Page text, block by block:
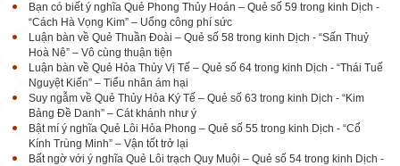
Bạn có biết ý nghĩa Quẻ Phong Thủy Hoán – Quẻ số 59 trong kinh Dịch -
“Cách Hà Vọng Kim” – Uổng công phí sức
Luận bàn về Quẻ Thuần Đoài – Quẻ số 58 trong kinh Dịch - “Sấn Thuỷ
Hoà Nê” – Vô cùng thuận tiện
Luận bàn về Quẻ Hỏa Thủy Vị Tế – Quẻ số 64 trong kinh Dịch - “Thái Tuế
Nguyệt Kiến” – Tiểu nhân ám hại
Suy ngẫm về Quẻ Thủy Hỏa Ký Tế – Quẻ số 63 trong kinh Dịch - “Kim
Bảng Đề Danh” – Cát khánh như ý
Bật mí ý nghĩa Quẻ Lôi Hỏa Phong – Quẻ số 55 trong kinh Dịch - “Cổ
Kính Trùng Minh” – Vận tốt trở lại
Bất ngờ với ý nghĩa Quẻ Lôi trạch Quy Muội – Quẻ số 54 trong kinh Dịch -